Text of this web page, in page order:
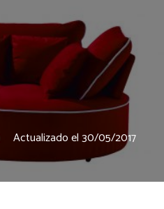
Actualizado el30/05/2017